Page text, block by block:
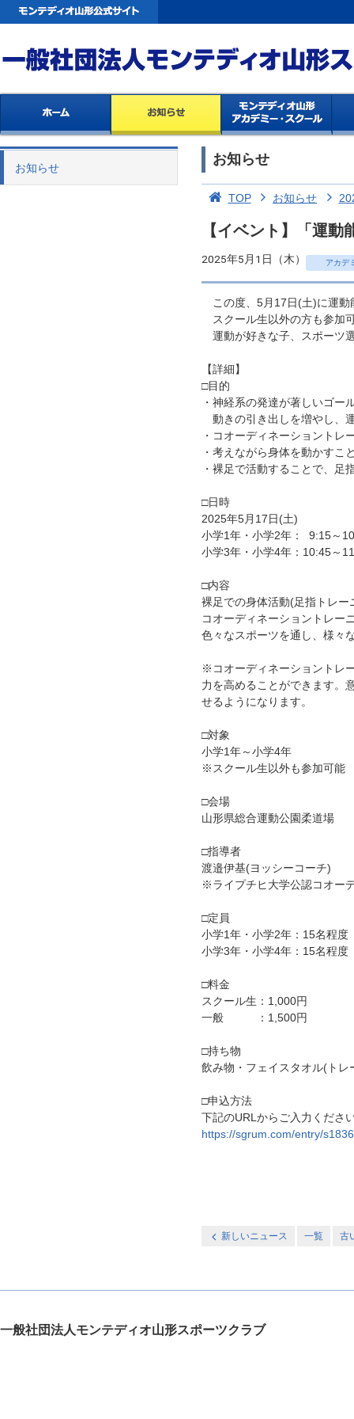
お知らせ
お知らせ
TOP お知らせ
【イベント】「運
2025年5月1日（木） アカデ
この度、5月17日(土)に運動
スクール生以外の方も参加
運動が好きな子、スポーツ
【詳細】
□目的
・神経系の発達が著しいゴー
動きの引き出しを増やし、
・コオーディネーショントレ
・考えながら身体を動かすこ
・裸足で活動することで、足
□日時
2025年5月17日(土)
小学1年・小学2年： 9:15
小学3年・小学4年：10:45
□内容
裸足での身体活動(足指トレー
コオーディネーショントレー
色々なスポーツを通し、様々
※コオーディネーショントレ
力を高めることができます。
せるようになります。
□対象
小学1年～小学4年
※スクール生以外も参加可能
□会場
山形県総合運動公園柔道場
□指導者
渡邉伊基(ヨッシーコーチ)
※ライプチヒ大学公認コオー
□定員
小学1年・小学2年：15名程度
小学3年・小学4年：15名程度
□料金
スクール生：1,000円
一般 ：1,500円
□持ち物
飲み物・フェイスタオル(トレ
□申込方法
下記のURLからご入力くださ
https://sgrum.com/entry/
新しいニュース 一覧 古
一般社団法人モンテディオ山形スポーツクラブ